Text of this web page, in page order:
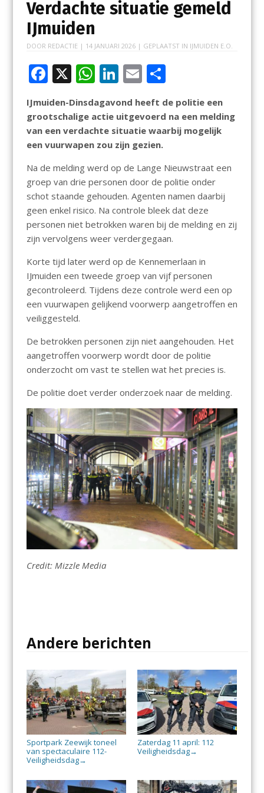
Verdachte situatie gemeld
IJmuiden
DOOR REDACTIE | 14 JANUARI 2026| GEPLAATST IN IJMUIDEN E.O.
F
ac
e
b
o
o
k
X W
at
s
A
p
p
Li
k
e
dI
n
E
m
ai
l
D
el
e
n
IJmuiden-Dinsdagavond heeft de politie een
grootschalige actie uitgevoerd na een melding
van een verdachte situatie waarbij mogelijk
een vuurwapen zou zijn gezien.
Na de melding werd op de Lange Nieuwstraat een
groep van drie personen door de politie onder
schot staande gehouden. Agenten namen daarbij
geen enkel risico. Na controle bleek dat deze
personen niet betrokken waren bij de melding en zij
zijn vervolgens weer verdergegaan.
Korte tijd later werd op de Kennemerlaan in
IJmuiden een tweede groep van vijf personen
gecontroleerd. Tijdens deze controle werd een op
een vuurwapen gelijkend voorwerp aangetroffen en
veiliggesteld.
De betrokken personen zijn niet aangehouden. Het
aangetroffen voorwerp wordt door de politie
onderzocht om vast te stellen wat het precies is.
De politie doet verder onderzoek naar de melding.
Credit: Mizzle Media
Andere berichten
Sportpark Zeewijk toneel
van spectaculaire 112-
Veiligheidsdag→
Zaterdag 11 april: 112
Veiligheidsdag→